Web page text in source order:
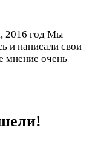
2016 год Мы
и написали свои
мнение очень